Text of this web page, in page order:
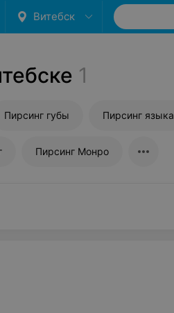
Витебск
1
Пирсинг губы Пирсинг языка
Пирсинг Монро